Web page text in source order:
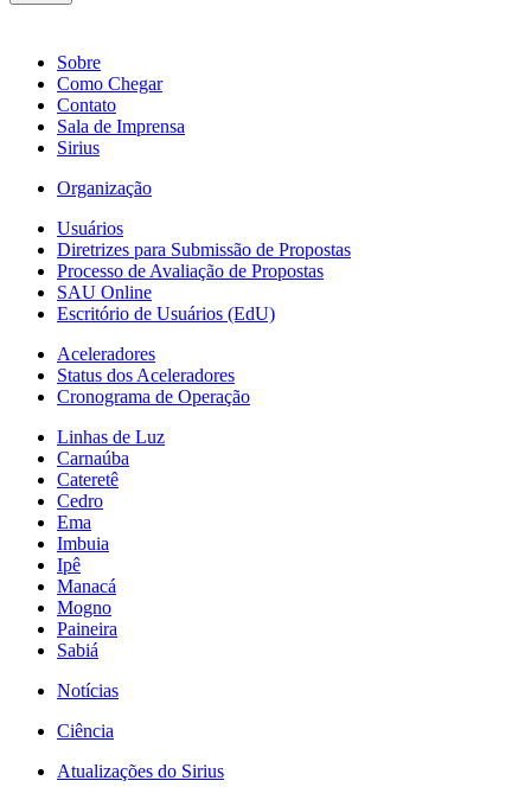
Sobre
Como Chegar
Contato
Sala de Imprensa
Sirius
Organização
Usuários
Diretrizes para Submissão de Propostas
Processo de Avaliação de Propostas
SAU Online
Escritório de Usuários (EdU)
Aceleradores
Status dos Aceleradores
Cronograma de Operação
Linhas de Luz
Carnaúba
Cateretê
Cedro
Ema
Imbuia
Ipê
Manacá
Mogno
Paineira
Sabiá
Notícias
Ciência
Atualizações do Sirius